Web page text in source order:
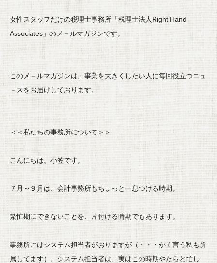
女性スタッフだけの税理士事務所「税理士法人Right Hand
Associates 」のメ－ルマガジンです。
このメ－ルマガジンは、事業を大きくしたい人に毎回役立つニュ
－ スをお届けしております。
＜＜私たちの事務所について＞＞
こんにちは。小笠です。
７月～９月は、会計事務所もちょっと一息つける時期。
繁忙期にできないことを、片付ける時期でもあります。
事務所にはシステム担当者がおりますが（・・・ かく言う私も所
属してます）、 システム担当者は、実はこの時期やたらと忙し